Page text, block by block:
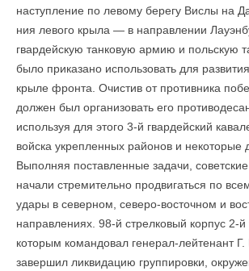
наступление по левому берегу Вислы на
ния левого крыла — в направлении
гвардейскую танковую армию и польскую
было приказано использовать для
крыле фронта. Очистив от противника
должен был организовать его
используя для этого 3-й гвардейский
войска укрепленных районов и некоторые
Выполняя поставленные задачи,
начали стремительно продвигаться по
удары в северном, северо-восточном и
направлениях. 98-й стрелковый корпус 2-
которым командовал генерал-лейтенант
завершил ликвидацию группировки,